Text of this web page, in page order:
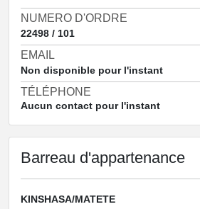
NUMERO D'ORDRE
22498 / 101
EMAIL
Non disponible pour l'instant
TÉLÉPHONE
Aucun contact pour l'instant
Barreau d'appartenance
KINSHASA/MATETE